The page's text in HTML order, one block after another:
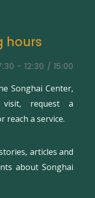
hours
- 12:30 / 15:00
Songhai Center,
request a
reach a service.
articles and
about Songhai